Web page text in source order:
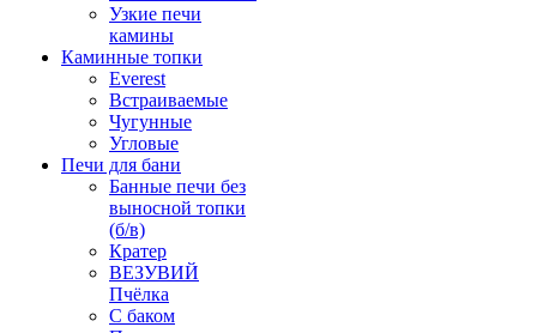
Узкие печи
камины
Каминные топки
Everest
Встраиваемые
Чугунные
Угловые
Печи для бани
Банные печи без
выносной топки
(б/в)
Кратер
ВЕЗУВИЙ
Пчёлка
С баком